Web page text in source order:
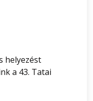
helyezést
a 43. Tatai